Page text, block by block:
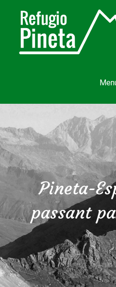
Pineta-
passant